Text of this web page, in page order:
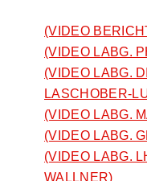
(VIDEO
(VIDEO LABG.
(VIDEO LABG.
LASCHOBER-
(VIDEO LABG.
(VIDEO LABG.
(VIDEO LABG.
WALLNER)